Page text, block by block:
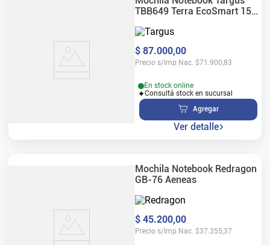
TBB649 Terra EcoSmart 15-
$ 87.000,00
Precio s/Imp Nac. $71.900,83
En stock online
Consultá stock en sucursal
Agregar
Ver detalle
Mochila Notebook Redragon
GB-76 Aeneas
$ 45.200,00
Precio s/Imp Nac. $37.355,37